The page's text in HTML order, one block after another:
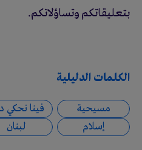
بتعليقاتكم وتساؤلاتكم.
الكلمات الدليلية
مسيحية فينا نحكي
إسلام
لبنان